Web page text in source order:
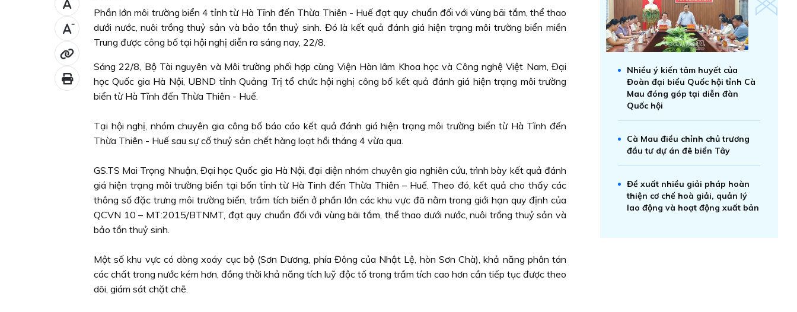
-
Phần lớn môi trường biển 4 tỉnh từ Hà Tĩnh đến Thừa Thiên - Huế đạt quy chuẩn đối với vùng bãi tắm, thể thao
dưới nước, nuôi trồng thuỷ sản và bảo tồn thuỷ sinh. Đó là kết quả đánh giá hiện trạng môi trường biển miền
Trung được công bố tại hội nghị diễn ra sáng nay, 22/8.
Sáng 22/8, Bộ Tài nguyên và Môi trường phối hợp cùng Viện Hàn lâm Khoa học và Công nghệ Việt Nam, Đại
học Quốc gia Hà Nội, UBND tỉnh Quảng Trị tổ chức hội nghị công bố kết quả đánh giá hiện trạng môi trường
biển từ Hà Tĩnh đến Thừa Thiên - Huế.
Tại hội nghị, nhóm chuyên gia công bố báo cáo kết quả đánh giá hiện trạng môi trường biển từ Hà Tĩnh đến
Thừa Thiên - Huế sau sự cố thuỷ sản chết hàng loạt hồi tháng 4 vừa qua.
GS.TS Mai Trọng Nhuận, Đại học Quốc gia Hà Nội, đại diện nhóm chuyên gia nghiên cứu, trình bày kết quả đánh
giá hiện trạng môi trường biển tại bốn tỉnh từ Hà Tinh đến Thừa Thiên – Huế. Theo đó, kết quả cho thấy các
thông số đặc trưng môi trường biển, trầm tích biển ở phần lớn các khu vực đã nằm trong giới hạn quy định của
QCVN 10 – MT:2015/BTNMT, đạt quy chuẩn đối với vùng bãi tắm, thể thao dưới nước, nuôi trồng thuỷ sản và
bảo tồn thuỷ sinh.
Một số khu vực có dòng xoáy cục bộ (Sơn Dương, phía Đông của Nhật Lệ, hòn Sơn Chà), khả năng phân tán
các chất trong nước kém hơn, đồng thời khả năng tích luỹ độc tố trong trầm tích cao hơn cần tiếp tục được theo
dõi, giám sát chặt chẽ.
Nhiều ý kiến tâm huyết của
Đoàn đại biểu Quốc hội tỉnh Cà
Mau đóng góp tại diễn đàn
Quốc hội
Cà Mau điều chỉnh chủ trương
đầu tư dự án đê biển Tây
Đề xuất nhiều giải pháp hoàn
thiện cơ chế hoà giải, quản lý
lao động và hoạt động xuất bản